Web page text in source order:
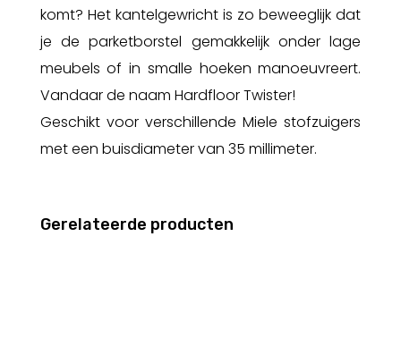
komt? Het kantelgewricht is zo beweeglijk dat
je de parketborstel gemakkelijk onder lage
meubels of in smalle hoeken manoeuvreert.
Vandaar de naam Hardfloor Twister!
Geschikt voor verschillende Miele stofzuigers
met een buisdiameter van 35 millimeter.
Gerelateerde producten